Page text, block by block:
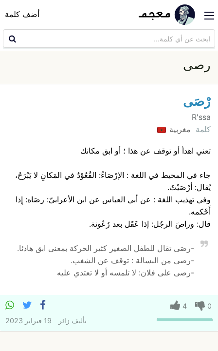
أضف كلمة
رصى
رْصَى
R'ssa
كلمة مغربية
تعني اهدأ أو توقف عن هذا ؛ أو ابق مكانك
جاء في المحيط في اللغة : الإرْصَاءُ: القُعُوْدُ في المَكانِ لا يَبْرَحُ،
يُقال: أرْصَيْتُ.
وفي تهذيب اللغة : عن أبي العباس عن ابن الأعرابيّ: رصَاه: إِذا
أَحْكمه.
قال: وراصَ الرجُل: إذا عَقَل بعد رُعُونة.
-رصَى تقال للطفل الصغير كثير الحركة بمعنى ابق هادئا.
-رصى من البسالة : توقف عن الشغب.
-رصى على فلان: لا تلمسه أو لا تعتدي عليه
0
4
تأليف زائر 19 فبراير 2023